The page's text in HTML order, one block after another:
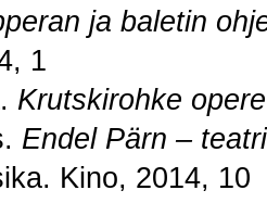
ja baletin
1
Krutskirohke
Endel Pärn –
Kino, 2014, 10